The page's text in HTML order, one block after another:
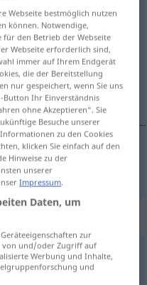
antippen)
Webseite bestmöglich nutzen
können. Notwendige,
den Betrieb der Webseite
Webseite erforderlich sind,
immer auf Ihrem Endgerät
die der Bereitstellung
nur gespeichert, wenn Sie uns
Button Ihr Einverständnis
ohne Akzeptieren“. Sie
Besuche unserer
zu den Cookies
klicken Sie einfach auf den
Hinweise zu der
unserer
Impressum.
Daten, um
zur
von und/oder Zugriff auf
Werbung und Inhalte,
und